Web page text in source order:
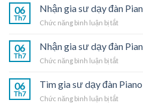
tạigia
dạy
Piano
06
Th7
Nhận gia sư dạy đàn
Chức năng bình luận bị tắtở
gia
dạy
Piano
06
Th7
Nhận gia sư dạy đàn
Chức năng bình luận bị tắtở
gia
dạy
06
Th7
Tìm gia sư dạy đàn
Chức năng bình luận bị tắtở